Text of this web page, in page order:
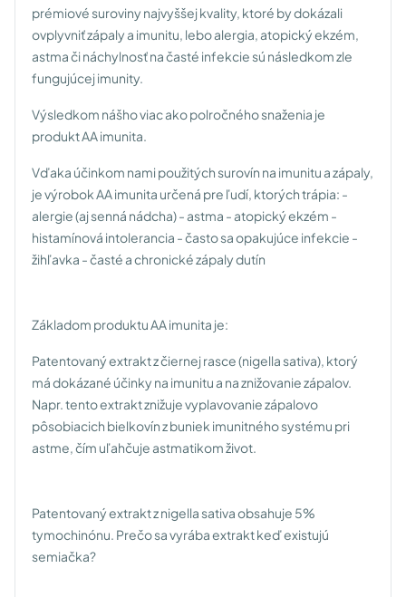
prémiové suroviny najvyššej kvality, ktoré by dokázali
ovplyvniť zápaly a imunitu, lebo alergia, atopický ekzém,
astma či náchylnosť na časté infekcie sú následkom zle
fungujúcej imunity.
Výsledkom nášho viac ako polročného snaženia je
produkt AA imunita.
Vďaka účinkom nami použitých surovín na imunitu a zápaly,
je výrobok AA imunita určená pre ľudí, ktorých trápia: -
alergie (aj senná nádcha)- astma - atopický ekzém -
histamínová intolerancia - často sa opakujúce infekcie -
žihľavka - časté a chronické zápaly dutín
Základom produktu AA imunita je:
Patentovaný extrakt z čiernej rasce (nigella sativa), ktorý
má dokázané účinky na imunitu a na znižovanie zápalov.
Napr. tento extrakt znižuje vyplavovanie zápalovo
pôsobiacich bielkovín z buniek imunitného systému pri
astme, čím uľahčuje astmatikom život.
Patentovaný extrakt z nigella sativa obsahuje 5%
tymochinónu. Prečo sa vyrába extrakt keď existujú
semiačka?